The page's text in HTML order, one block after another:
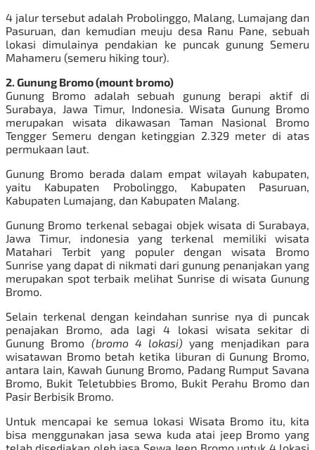
4 jalur tersebut adalah Probolinggo, Malang, Lumajang dan
Pasuruan, dan kemudian meuju desa Ranu Pane, sebuah
lokasi dimulainya pendakian ke puncak gunung Semeru
Mahameru (semeru hiking tour).
2. Gunung Bromo(mount bromo)
Gunung Bromo adalah sebuah gunung berapi aktif di
Surabaya, Jawa Timur, Indonesia. Wisata Gunung Bromo
merupakan wisata dikawasan Taman Nasional Bromo
Tengger Semeru dengan ketinggian 2.329 meter di atas
permukaan laut.
Gunung Bromo berada dalam empat wilayah kabupaten,
yaitu Kabupaten Probolinggo, Kabupaten Pasuruan,
Kabupaten Lumajang, dan Kabupaten Malang.
Gunung Bromo terkenal sebagai objek wisata di Surabaya,
Jawa Timur, indonesia yang terkenal memiliki wisata
Matahari Terbit yang populer dengan wisata Bromo
Sunrise yang dapat di nikmati dari gunung penanjakan yang
merupakan spot terbaik melihat Sunrise di wisata Gunung
Bromo
Selain terkenal dengan keindahan sunrise nya di puncak
penajakan Bromo, ada lagi 4 lokasi wisata sekitar di
Gunung Bromo (bromo 4 lokasi) yang menjadikan para
wisatawan Bromo betah ketika liburan di Gunung Bromo,
antara lain, Kawah Gunung Bromo, Padang Rumput Savana
Bromo, Bukit Teletubbies Bromo, Bukit Perahu Bromo dan
Pasir Berbisik Bromo.
Untuk mencapai ke semua lokasi Wisata Bromo itu, kita
bisa menggunakan jasa sewa kuda atai jeep Bromo yang
telah disediakan oleh jasa Sewa Jeep Bromo untuk 4 lokasi